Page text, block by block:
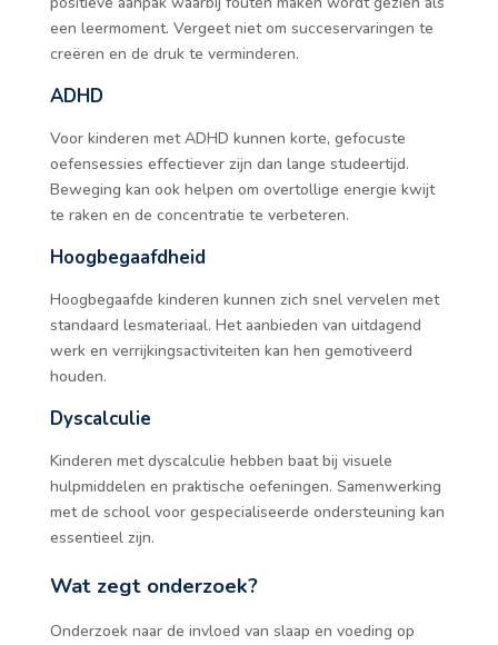
een leermoment. Vergeet niet om succeservaringen te
creëren en de druk te verminderen.
ADHD
Voor kinderen met ADHD kunnen korte, gefocuste
oefensessies effectiever zijn dan lange studeertijd.
Beweging kan ook helpen om overtollige energie kwijt
te raken en de concentratie te verbeteren.
Hoogbegaafdheid
Hoogbegaafde kinderen kunnen zich snel vervelen met
standaard lesmateriaal. Het aanbieden van uitdagend
werk en verrijkingsactiviteiten kan hen gemotiveerd
houden.
Dyscalculie
Kinderen met dyscalculie hebben baat bij visuele
hulpmiddelen en praktische oefeningen. Samenwerking
met de school voor gespecialiseerde ondersteuning kan
essentieel zijn.
Wat zegt onderzoek?
Onderzoek naar de invloed van slaap en voeding op